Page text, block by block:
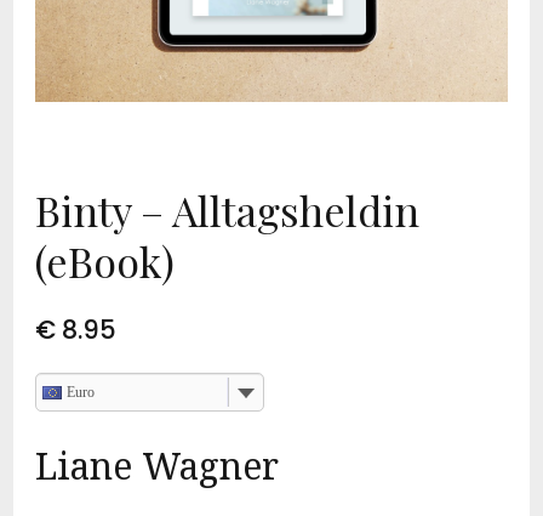
Binty – Alltagsheldin
(eBook)
€ 8.95
Euro
Liane Wagner